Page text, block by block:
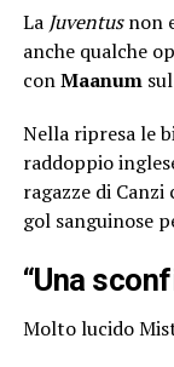
La Juventusnon
anche qualche
conMaanumsul
Nella ripresa le
raddoppio
ragazze di
gol sanguinose
“Una
Molto lucido